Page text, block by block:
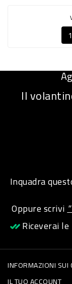
1
Il
Inquadra
Oppure scrivi
Riceverai
INFORMAZIONI SUI